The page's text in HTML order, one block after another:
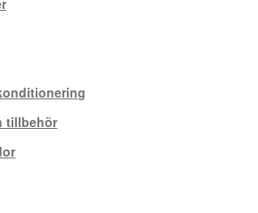
tillbehör